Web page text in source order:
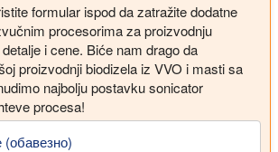
formular ispod da zatražite dodatne
procesorima za proizvodnju
i cene. Biće nam drago da
proizvodnji biodizela iz VVO i masti sa
najbolju postavku sonicator
procesa!